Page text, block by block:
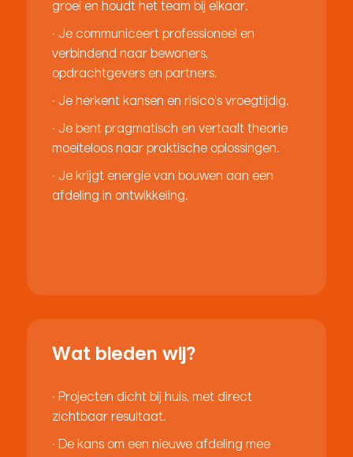
groei en houdt het team bij elkaar.
· Je communiceert professioneel en
verbindend naar bewoners,
opdrachtgevers en partners.
· Je herkent kansen en risico’s vroegtijdig.
· Je bent pragmatisch en vertaalt theorie
moeiteloos naar praktische oplossingen.
· Je krijgt energie van bouwen aan een
afdeling in ontwikkeling.
Wat bieden wij?
· Projecten dicht bij huis, met direct
zichtbaar resultaat.
· De kans om een nieuwe afdeling mee